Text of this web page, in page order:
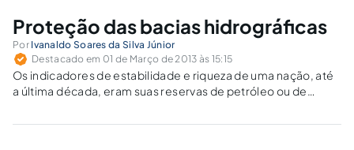
Proteção das bacias hidrográficas
Por Ivanaldo Soares da Silva Júnior
Destacado em 01 de Março de 2013 às 15:15
Os indicadores de estabilidade e riqueza de uma nação, até
a última década, eram suas reservas de petróleo ou de
indicadores começam a ser questionados em relação à